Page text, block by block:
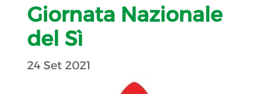
Giornata Nazionale
del Sì
24 Set 2021